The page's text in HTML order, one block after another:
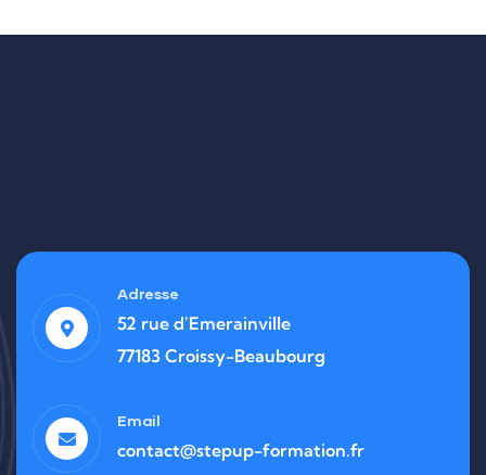
Adresse
52 rue d'Emerainville
77183 Croissy-Beaubourg
Email
contact@stepup-formation.fr